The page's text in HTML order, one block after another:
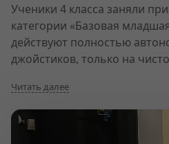
Ученики 4 класса заняли
категории «Базовая
действуют полностью
джойстиков, только на
Читать далее